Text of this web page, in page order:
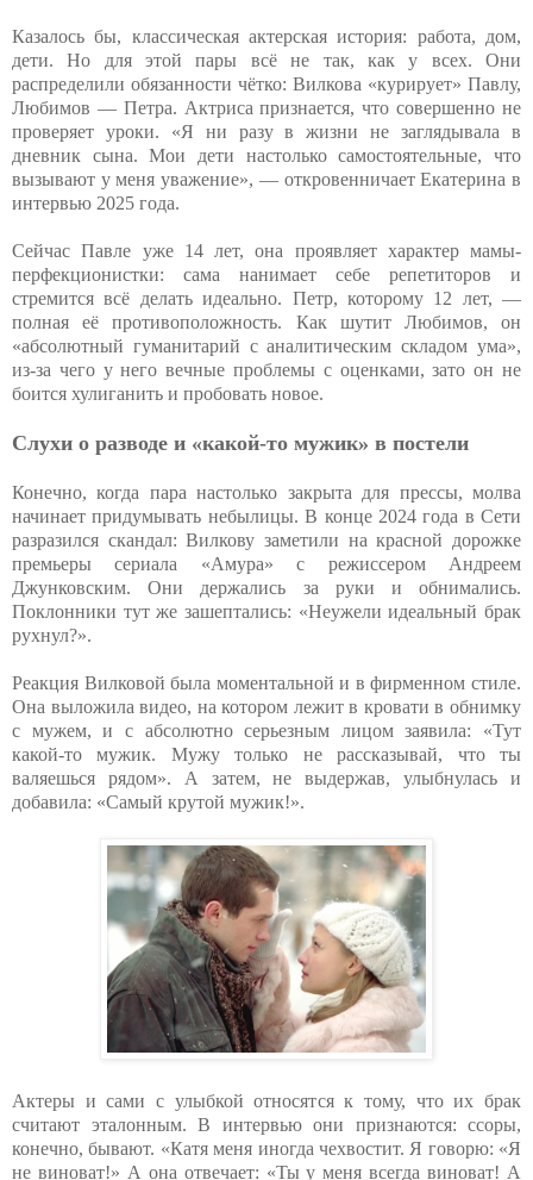
Казалось бы, классическая актерская история: работа, дом,
дети. Но для этой пары всё не так, как у всех. Они
распределили обязанности чётко: Вилкова «курирует» Павлу,
Любимов — Петра. Актриса признается, что совершенно не
проверяет уроки. «Я ни разу в жизни не заглядывала в
дневник сына. Мои дети настолько самостоятельные, что
вызывают у меня уважение», — откровенничает Екатерина в
интервью 2025 года.
Сейчас Павле уже 14 лет, она проявляет характер мамы-
перфекционистки: сама нанимает себе репетиторов и
стремится всё делать идеально. Петр, которому 12 лет, —
полная её противоположность. Как шутит Любимов, он
«абсолютный гуманитарий с аналитическим складом ума»,
из-за чего у него вечные проблемы с оценками, зато он не
боится хулиганить и пробовать новое.
Слухи о разводе и «какой-то мужик» в постели
Конечно, когда пара настолько закрыта для прессы, молва
начинает придумывать небылицы. В конце 2024 года в Сети
разразился скандал: Вилкову заметили на красной дорожке
премьеры сериала «Амура» с режиссером Андреем
Джунковским. Они держались за руки и обнимались.
Поклонники тут же зашептались: «Неужели идеальный брак
рухнул?».
Реакция Вилковой была моментальной и в фирменном стиле.
Она выложила видео, на котором лежит в кровати в обнимку
с мужем, и с абсолютно серьезным лицом заявила: «Тут
какой-то мужик. Мужу только не рассказывай, что ты
валяешься рядом». А затем, не выдержав, улыбнулась и
добавила: «Самый крутой мужик!».
Актеры и сами с улыбкой относятся к тому, что их брак
считают эталонным. В интервью они признаются: ссоры,
конечно, бывают. «Катя меня иногда чехвостит. Я говорю: «Я
не виноват!» А она отвечает: «Ты у меня всегда виноват! А